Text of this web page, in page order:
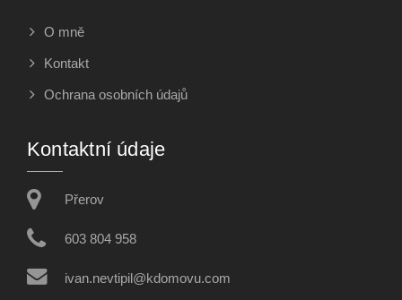
O mně
Kontakt
Ochrana osobních údajů
Kontaktní údaje
Přerov
603 804 958
ivan.nevtipil@kdomovu.com